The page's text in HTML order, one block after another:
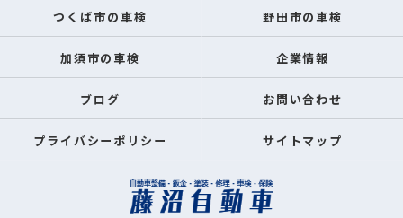
つくば市の車検 野田市の車検
加須市の車検 企業情報
ブログ お問い合わせ
プライバシーポリシー サイトマップ